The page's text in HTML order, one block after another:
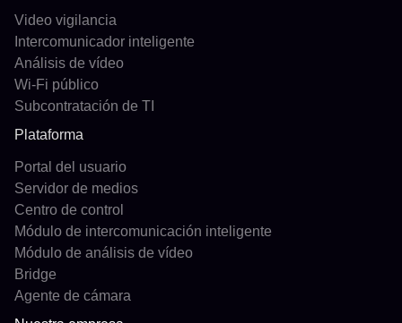
Video vigilancia
Intercomunicador inteligente
Análisis de vídeo
Wi-Fi público
Subcontratación de TI
Plataforma
Portal del usuario
Servidor de medios
Centro de control
Módulo de intercomunicación inteligente
Módulo de análisis de vídeo
Bridge
Agente de cámara